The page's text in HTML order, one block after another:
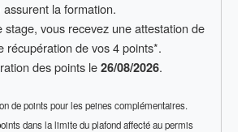
la formation.
stage, vous recevez uneattestation de
récupération de vos 4 points*.
des points le 26/08/2026.
de points pour les peines complémentaires.
dans la limite du plafond affecté au permis